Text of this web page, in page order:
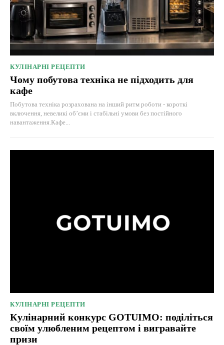
КУЛІНАРНІ РЕЦЕПТИ
Чому побутова техніка не підходить для
кафе
Побутова техніка розрахована на інший ритм роботи - короткі
включення, невеликі об’єми і стабільні умови без постійного
навантаження.Кафе...
КУЛІНАРНІ РЕЦЕПТИ
Кулінарний конкурс GOTUIMO: поділіться
своїм улюбленим рецептом і вигравайте
призи